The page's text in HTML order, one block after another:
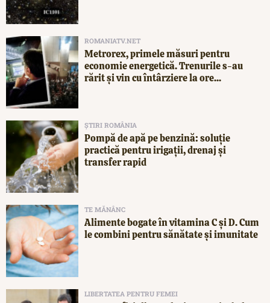
ROMANIATV.NET
Metrorex, primele măsuri pentru
economie energetică. Trenurile s-au
rărit și vin cu întârziere la ore...
ȘTIRI ROMÂNIA
Pompă de apă pe benzină: soluție
practică pentru irigații, drenaj și
transfer rapid
TE MĂNÂNC
Alimente bogate în vitamina C și D. Cum
le combini pentru sănătate și imunitate
LIBERTATEA PENTRU FEMEI